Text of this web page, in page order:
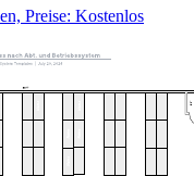
Preise: Kostenlos